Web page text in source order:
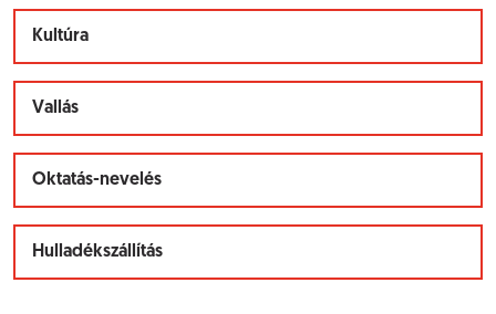
Kultúra
Vallás
Oktatás-nevelés
Hulladékszállítás